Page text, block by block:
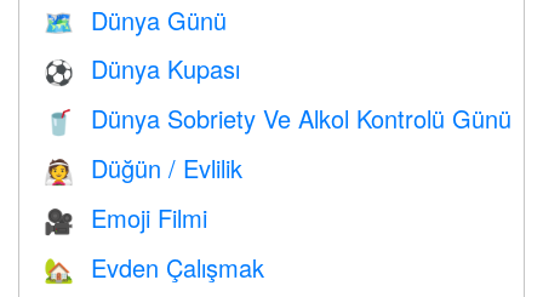
🗺️ Dünya Günü
⚽ Dünya Kupası
🥤 Dünya Sobriety Ve Alkol Kontrolü Günü
👰 Düğün / Evlilik
🎥 Emoji Filmi
🏡 Evden Çalışmak